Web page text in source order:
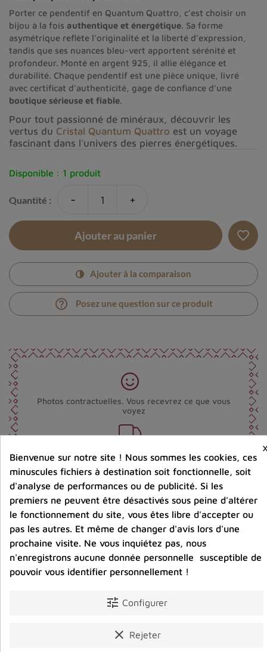
Porter ce pendentif en Quantum Quattro, c’est choisir un
bijou à la fois authentique et énergétique. Sa forme
asymétrique reflète l’originalité et la liberté d’expression,
tandis que ses nuances bleu-vert apportent sérénité et
profondeur. Monté en argent 925, il allie élégance et
durabilité. Chaque pendentif est une pièce unique, livré
avec certificat d’authenticité, gage de confiance d’une
boutique sérieuse et fiable.
Pour tout passionné de minéraux, découvrir les
vertus du Cristal Quantum Quattro est un voyage
fascinant dans l'univers des pierres énergétiques.
Disponible : 1 produit
Quantité : - +
Ajouter au panier favorite_border
Ajouter à la comparaison
help_outline Posez une question sur ce produit
Photos contractuelles. Vous recevrez ce que vous
voyez
Port offert dès 80 € d’achat en France métropolitaine.
100 € pour la Belgique
Entreprise éco-responsable.
Bijoux argent fabriqués sans émission de gaz
carbonique
Partager :
Bienvenue sur notre site ! Nous sommes les cookies, ces
minuscules fichiers à destination soit fonctionnelle, soit
d'analyse de performances ou de publicité. Si les
premiers ne peuvent être désactivés sous peine d'altérer
le fonctionnement du site, vous êtes libre d'accepter ou
pas les autres. Et même de changer d'avis lors d'une
prochaine visite. Ne vous inquiétez pas, nous
n'enregistrons aucune donnée personnelle susceptible de
pouvoir vous identifier personnellement !
tune Configurer
clear Rejeter